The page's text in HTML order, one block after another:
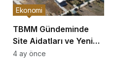
TBMM Gündeminde
Site Aidatları ve Yeni
Hal Yasası
Ekonomi
4 ay önce